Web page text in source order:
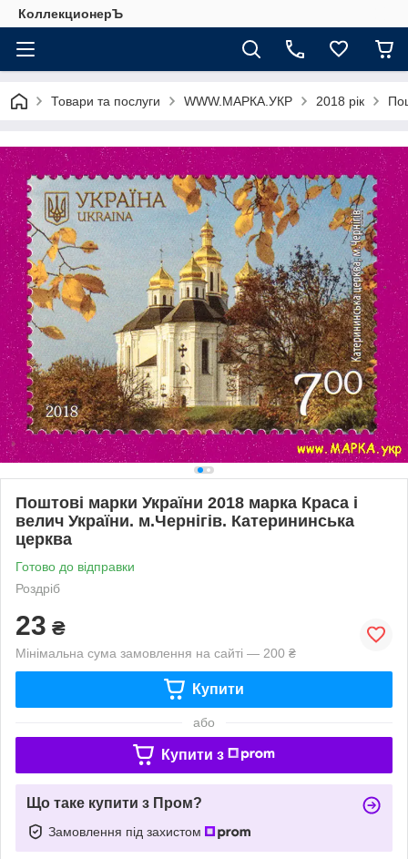
КоллекционерЪ
Товари та послуги WWW.МАРКА.УКР 2018 рік
Поштові марки України 2018 марка Краса і
велич України. м.Чернігів. Катерининська
церква
Готово до відправки
Роздріб
23 ₴
Мінімальна сума замовлення на сайті — 200 ₴
Купити
або
Купити з
Що таке купити з Пром?
Замовлення під захистом